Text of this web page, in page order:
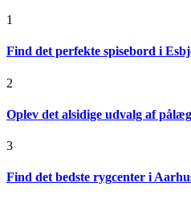
1
Find det perfekte spisebord i
2
Oplev det alsidige udvalg af pålæg
3
Find det bedste rygcenter i